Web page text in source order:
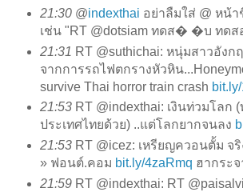
21:30@indexthai อย่าลืมใส่ @ หน้
เช่น "RT @dotsiam ทดส� �บ ทดส
21:31 RT @suthichai: หนุ่มสาวอัง
จากการรถไฟตกรางหัวหิน
survive Thai horror train crash
21:53RT @indexthai: เงินท่วมโลก (
ประเทศไทยด้วย) ..แต่โลกยากจนลง
21:53RT @icez: เหรียญควอนตั้ม จ
» ฟอนต์.คอม bit.ly/4zaRmq ฮากระจ
21:59RT @indexthai: RT